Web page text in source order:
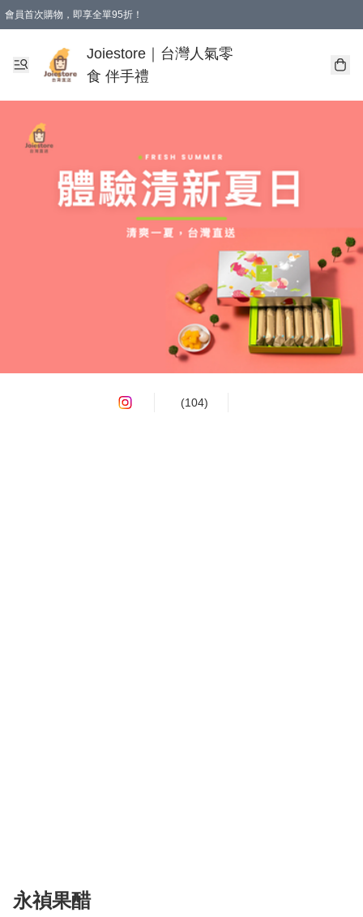
會員首次購物，即享全單95折！
購物滿 HKD 350.00即享免運費優惠！（適用於 本地送貨、本地取貨 )
Joiestore｜台灣人氣零
食 伴手禮
(104)
永禎果醋